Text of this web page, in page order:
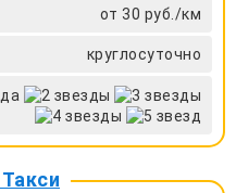
от 30 руб./км
круглосуточно